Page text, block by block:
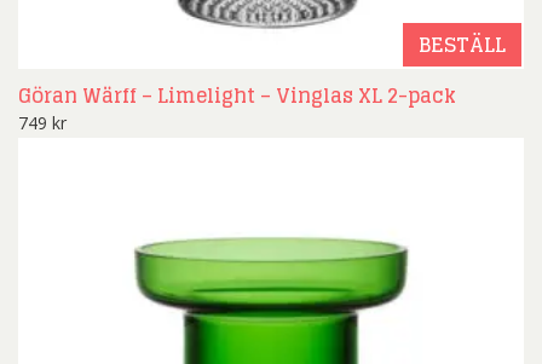
BESTÄLL
Göran Wärff – Limelight – Vinglas XL 2-pack
749 kr